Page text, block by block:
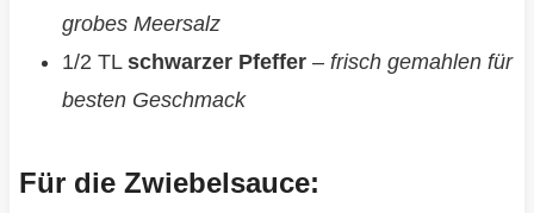
grobes Meersalz
1/2 TL schwarzer Pfeffer– frisch gemahlen für
besten Geschmack
Für die Zwiebelsauce: